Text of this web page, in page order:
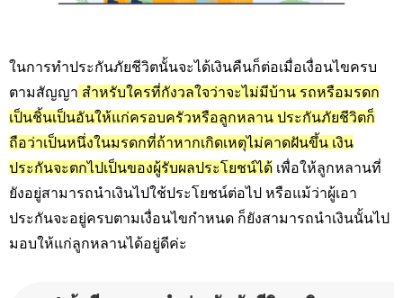
ในการทำประกันภัยชีวิตนั้นจะได้เงินคืนก็ต่อเมื่อเงื่อนไขครบ
ตามสัญญา สำหรับใครที่กังวลใจว่าจะไม่มีบ้าน รถหรือมรดก
เป็นชิ้นเป็นอันให้แก่ครอบครัวหรือลูกหลาน ประกันภัยชีวิตก็
ถือว่าเป็นหนึ่งในมรดกที่ถ้าหากเกิดเหตุไม่คาดฝันขึ้น เงิน
ประกันจะตกไปเป็นของผู้รับผลประโยชน์ได้ เพื่อให้ลูกหลานที่
ยังอยู่สามารถนำเงินไปใช้ประโยชน์ต่อไป หรือแม้ว่าผู้เอา
ประกันจะอยู่ครบตามเงื่อนไขกำหนด ก็ยังสามารถนำเงินนั้นไป
มอบให้แก่ลูกหลานได้อยู่ดีค่ะ